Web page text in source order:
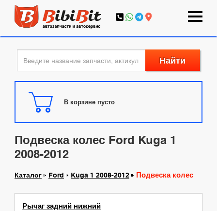
Найти
В корзине пусто
Подвеска колес Ford Kuga 1
2008-2012
Каталог Ford Kuga 1 2008-2012 Подвеска колес
Рычаг задний нижний